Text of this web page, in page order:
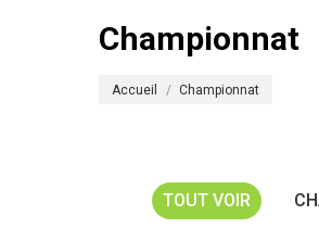
Championnat
Accueil Championnat
TOUT VOIR